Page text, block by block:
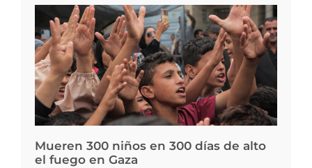
Mueren 300 niños en 300 días de alto
el fuego en Gaza